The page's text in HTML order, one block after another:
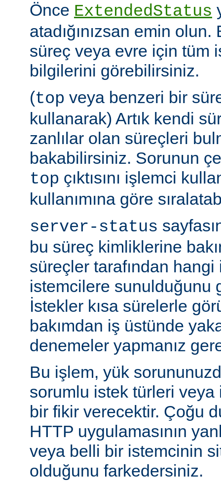
Önce ExtendedStatus
atadığınızsan emin
süreç veya evre için tüm
bilgilerini görebilirsiniz.
(top veya benzeri bir
kullanarak) Artık kendi
zanlılar olan süreçleri
bakabilirsiniz. Sorunun
top çıktısını işlemci
kullanımına göre
server-status
bu süreç kimliklerine
süreçler tarafından
istemcilere sunulduğunu
İstekler kısa sürelerle
bakımdan iş üstünde
denemeler yapmanız
Bu işlem, yük
sorumlu istek türleri veya
bir fikir verecektir. Çoğu
HTTP uygulamasının
veya belli bir istemcinin
olduğunu farkedersiniz.